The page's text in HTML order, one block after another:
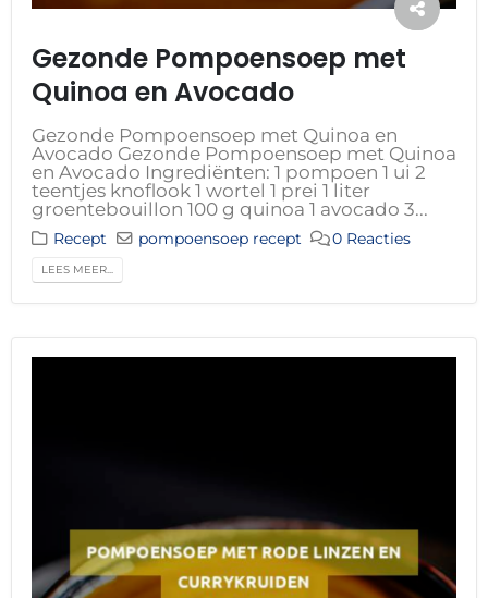
Gezonde Pompoensoep met
Quinoa en Avocado
Gezonde Pompoensoep met Quinoa en
Avocado Gezonde Pompoensoep met Quinoa
en Avocado Ingrediënten: 1 pompoen 1 ui 2
teentjes knoflook 1 wortel 1 prei 1 liter
groentebouillon 100 g quinoa 1 avocado 3...
Recept pompoensoep recept 0 Reacties
LEES MEER...